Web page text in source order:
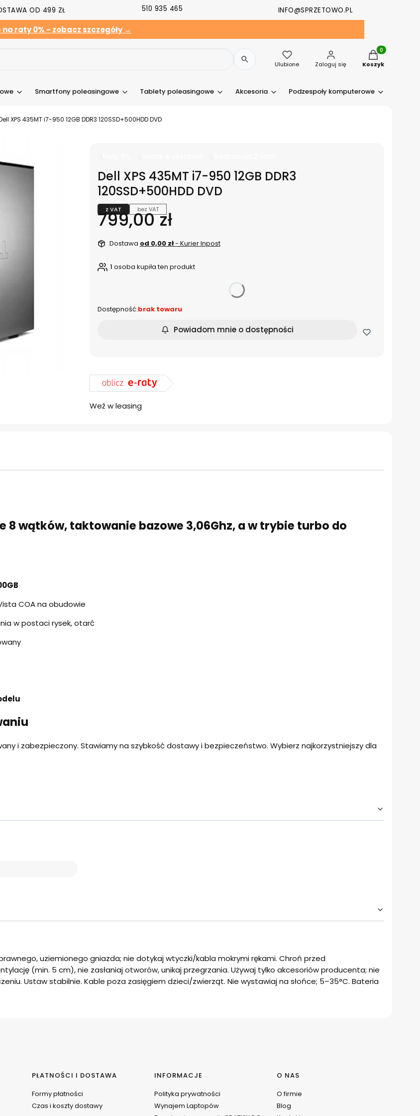
OD 499 ZŁ 510 935 465 INFO@SPRZETOWO.PL
na raty 0% - zobacz szczegóły →
Ulubione Zaloguj się
Produkty w
Koszyk
Smartfony poleasingowe Tablety poleasingowe Akcesoria Podzespoły komputerowe
XPS 435MT i7-950 12GB DDR3 120SSD+500HDD DVD
Dell XPS 435MT i7-950 12GB DDR3
120SSD+500HDD DVD
z VAT bez VAT
Cena
799,00 zł
Dostawa od 0,00 zł- Kurier Inpost
1 osoba kupiła ten produkt
Dostępność:brak towaru
Powiadom mnie o dostępności
Weź w leasing
8 wątków, taktowanie bazowe 3,06Ghz, a w trybie turbo do
COA na obudowie
w postaci rysek, otarć
i zabezpieczony. Stawiamy na szybkość dostawy i bezpieczeństwo. Wybierz najkorzystniejszy dla
uziemionego gniazda; nie dotykaj wtyczki/kabla mokrymi rękami. Chroń przed
(min. 5 cm), nie zasłaniaj otworów, unikaj przegrzania. Używaj tylko akcesoriów producenta; nie
Ustaw stabilnie. Kable poza zasięgiem dzieci/zwierząt. Nie wystawiaj na słońce; 5–35°C. Bateria
PŁATNOŚCI I DOSTAWA
Formy płatności
Czas i koszty dostawy
INFORMACJE
Polityka prywatności
Wynajem Laptopów
O NAS
O firmie
Blog